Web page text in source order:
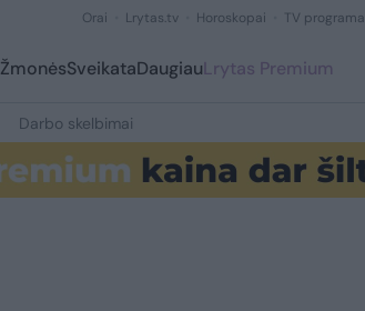
Orai Lrytas.tv Horoskopai TV programa
ŽmonėsSveikataDaugiauLrytas Premium
Darbo skelbimai